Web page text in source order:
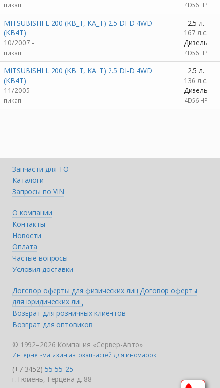
пикап 4D56 HP
MITSUBISHI L 200 (KB_T, KA_T) 2.5 DI-D 4WD
(KB4T)
10/2007 -
пикап
2.5 л.
167 л.с.
Дизель
4D56 HP
MITSUBISHI L 200 (KB_T, KA_T) 2.5 DI-D 4WD
(KB4T)
11/2005 -
пикап
2.5 л.
136 л.с.
Дизель
4D56 HP
Запчасти для ТО
Каталоги
Запросы по VIN
О компании
Контакты
Новости
Оплата
Частые вопросы
Условия доставки
Договор оферты для физических лиц Договор оферты
для юридических лиц
Возврат для розничных клиентов
Возврат для оптовиков
© 1992–2026 Компания «Сервер-Авто»
Интернет-магазин автозапчастей для иномарок
(+7 3452) 55-55-25
г.Тюмень, Герцена д. 88